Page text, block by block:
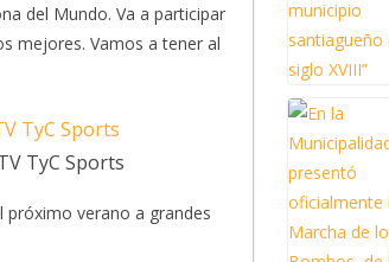
del Mundo. Va a participar
mejores. Vamos a tener al
TyC Sports
próximo verano a grandes